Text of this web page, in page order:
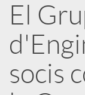
u
b
El
socis